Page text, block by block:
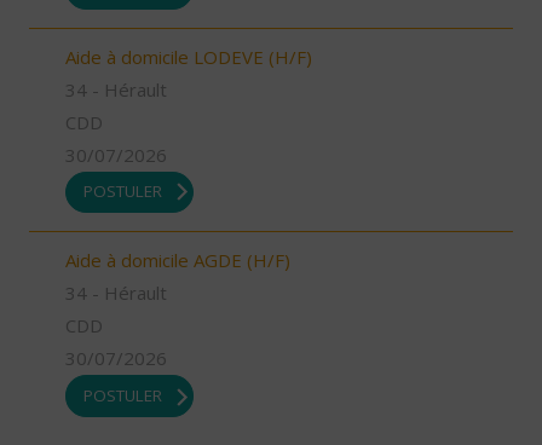
Aide à domicile LODEVE (H/F)
34 - Hérault
CDD
30/07/2026
POSTULER
Aide à domicile AGDE (H/F)
34 - Hérault
CDD
30/07/2026
POSTULER